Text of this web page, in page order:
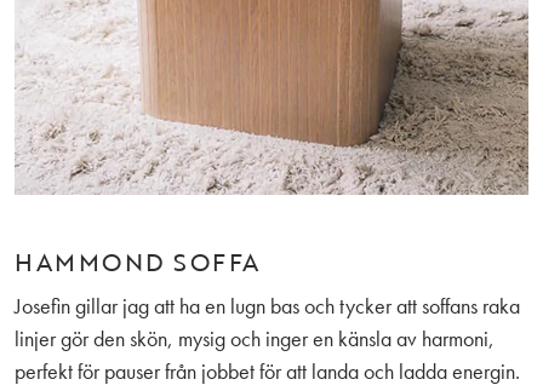
HAMMOND SOFFA
Josefin gillar jag att ha en lugn bas och tycker att soffans raka
linjer gör den skön, mysig och inger en känsla av harmoni,
perfekt för pauser från jobbet för att landa och ladda energin.